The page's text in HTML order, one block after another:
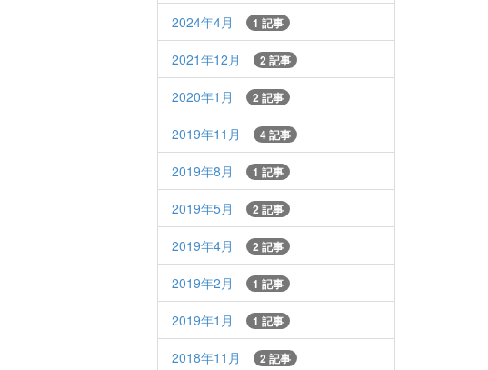
2024年4月 1 記事
2021年12月 2 記事
2020年1月 2 記事
2019年11月 4 記事
2019年8月 1 記事
2019年5月 2 記事
2019年4月 2 記事
2019年2月 1 記事
2019年1月 1 記事
2018年11月 2 記事